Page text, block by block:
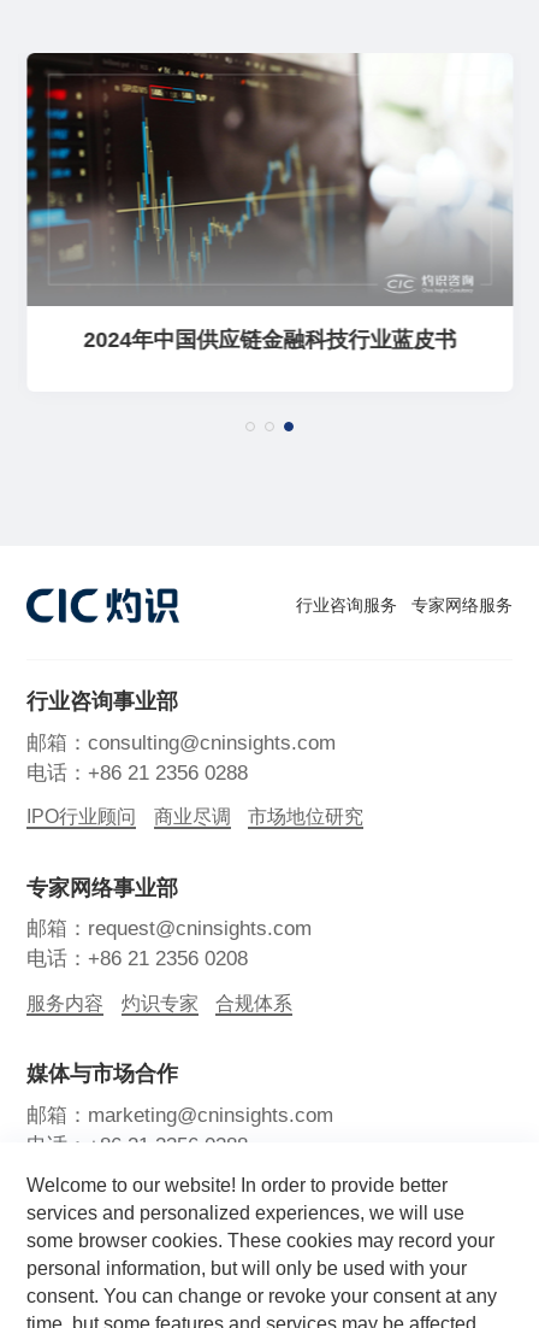
2024年中国供应链金融科技行业蓝皮书
Welcome to our website! In order to provide better
services and personalized experiences, we will use
some browser cookies. These cookies may record your
personal information, but will only be used with your
consent. You can change or revoke your consent at any
time, but some features and services may be affected.
行业咨询服务 专家网络服务
行业咨询事业部
邮箱：consulting@cninsights.com
电话：+86 21 2356 0288
IPO行业顾问 商业尽调 市场地位研究
专家网络事业部
邮箱：request@cninsights.com
电话：+86 21 2356 0208
服务内容 灼识专家 合规体系
媒体与市场合作
邮箱：marketing@cninsights.com
电话：+86 21 2356 0288
灼耀峰会 报告洞察 新闻中心
关注我们